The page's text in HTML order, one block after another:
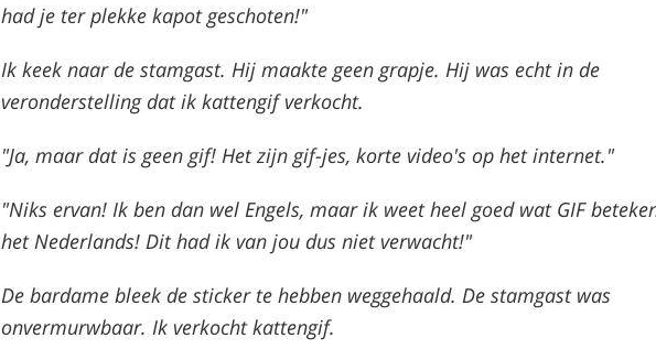
had je ter plekke kapot geschoten!"
Ik keek naar de stamgast. Hij maakte geen grapje. Hij was echt in de
veronderstelling dat ik kattengif verkocht.
"Ja, maar dat is geen gif! Het zijn gif-jes, korte video's op het internet."
"Niks ervan! Ik ben dan wel Engels, maar ik weet heel goed wat GIF
het Nederlands! Dit had ik van jou dus niet verwacht!"
De bardame bleek de sticker te hebben weggehaald. De stamgast was
onvermurwbaar. Ik verkocht kattengif.